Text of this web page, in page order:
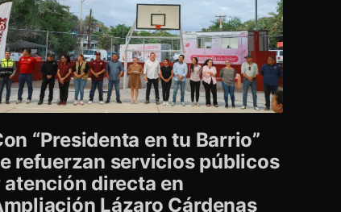
“Presidenta en tu Barrio”
refuerzan servicios públicos
atención directa en
Lázaro Cárdenas